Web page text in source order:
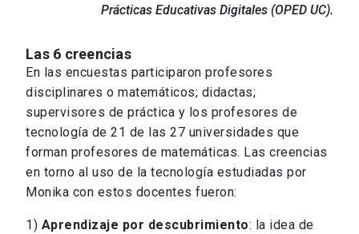
Prácticas Educativas Digitales (OPED UC).
Las 6 creencias
En las encuestas participaron profesores
disciplinares o matemáticos; didactas;
supervisores de práctica y los profesores de
tecnología de 21 de las 27 universidades que
forman profesores de matemáticas. Las creencias
en torno al uso de la tecnología estudiadas por
Monika con estos docentes fueron:
1) Aprendizaje por descubrimiento: la idea de